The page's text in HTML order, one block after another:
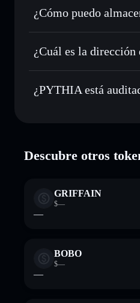
Utilizar DCA:
Enviar de forma
privacidad integrado de
Holdear de forma
PYTHIA
¿Cómo puedo
¿Cuál es la
¿PYTHIA está
Descubre otros
GRIFFAIN
$—
—
BOBO
$—
—